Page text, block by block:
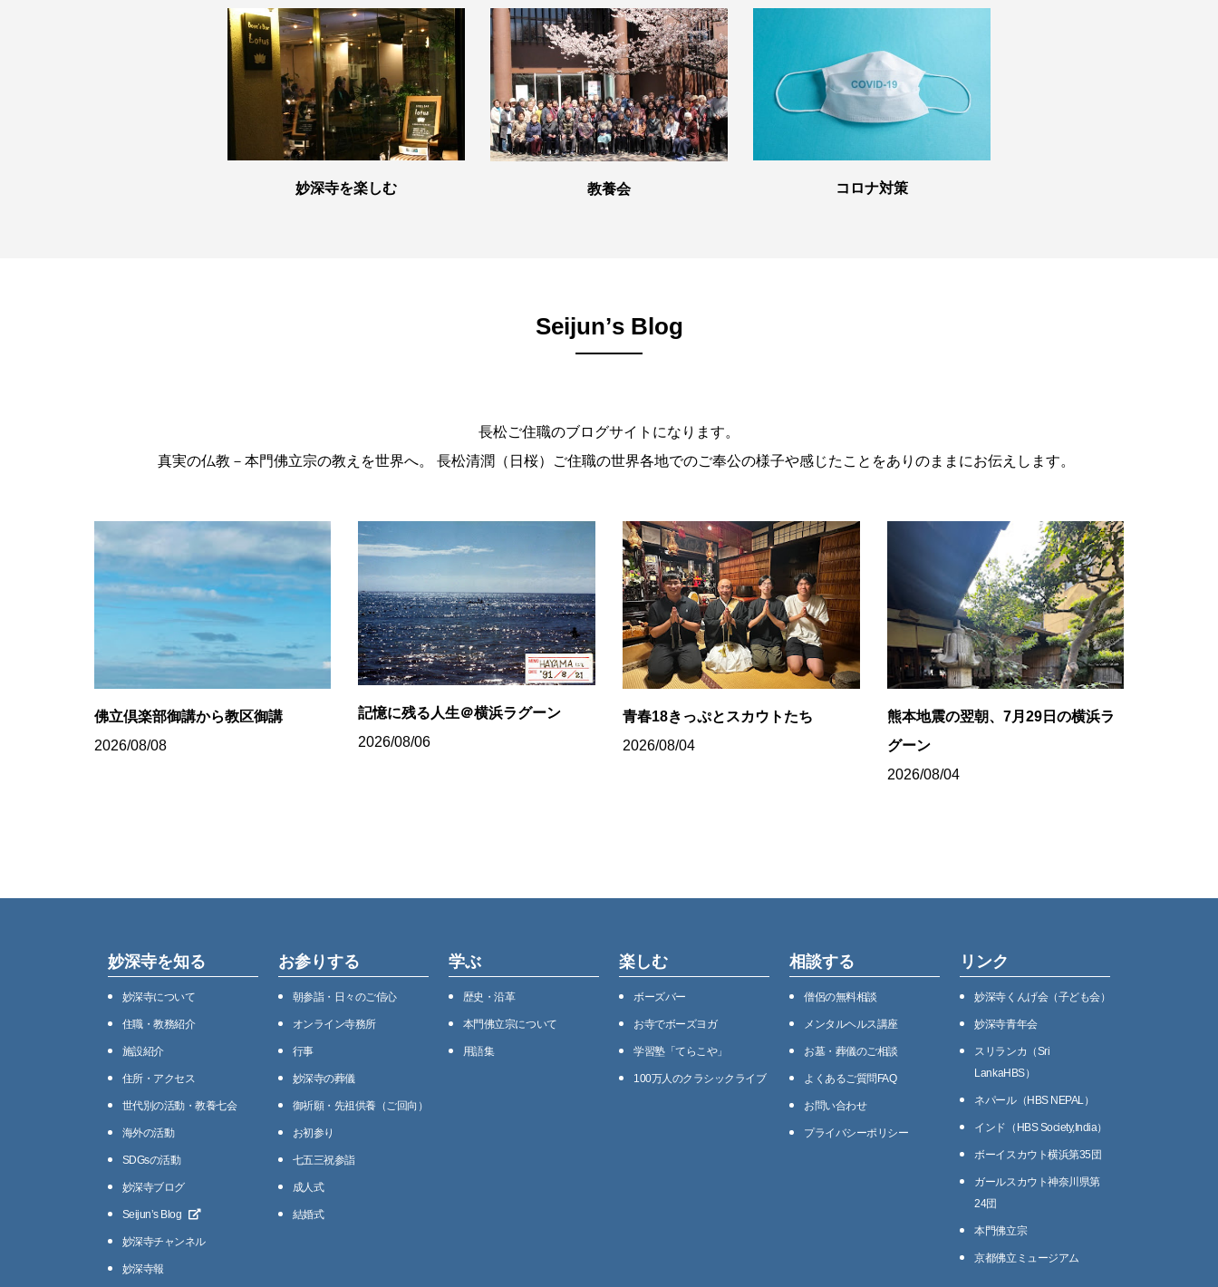
妙深寺を楽しむ 教養会 コロナ対策
Seijunʼs Blog
長松ご住職のブログサイトになります。
真実の仏教－本門佛立宗の教えを世界へ。 長松清潤（日桜）ご住職の世界各地でのご奉公の様子や感じたことをありのままにお伝えします。
佛立倶楽部御講から教区御講
2026/08/08
記憶に残る人生＠横浜ラグーン
2026/08/06
青春18きっぷとスカウトたち
2026/08/04
熊本地震の翌朝、7月29日の横浜ラ
グーン
2026/08/04
妙深寺を知る
妙深寺について
住職・教務紹介
施設紹介
住所・アクセス
世代別の活動・教養七会
海外の活動
SDGsの活動
妙深寺ブログ
Seijunʼs Blog
妙深寺チャンネル
妙深寺報
お参りする
朝参詣・日々のご信心
オンライン寺務所
⾏事
妙深寺の葬儀
御祈願・先祖供養（ご回向）
お初参り
七五三祝参詣
成人式
結婚式
学ぶ
歴史・沿⾰
本⾨佛⽴宗について
用語集
楽しむ
ボーズバー
お寺でボーズヨガ
学習塾「てらこや」
100万⼈のクラシックライブ
相談する
僧侶の無料相談
メンタルヘルス講座
お墓・葬儀のご相談
よくあるご質問FAQ
お問い合わせ
プライバシーポリシー
リンク
妙深寺くんげ会（⼦ども会）
妙深寺⻘年会
スリランカ（Sri
LankaHBS）
ネパール（HBS NEPAL）
インド（HBS Society,India）
ボーイスカウト横浜第35団
ガールスカウト神奈川県第
24団
本門佛立宗
京都佛立ミュージアム